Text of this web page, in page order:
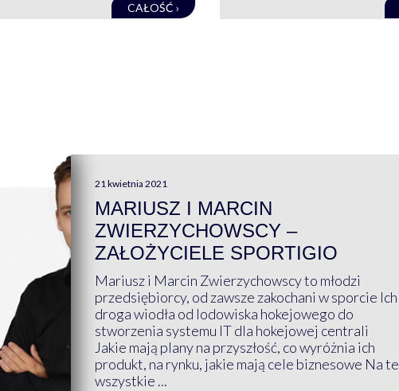
CAŁOŚĆ ›
21 kwietnia 2021
MARIUSZ I MARCIN
ZWIERZYCHOWSCY –
ZAŁOŻYCIELE SPORTIGIO
Mariusz i Marcin Zwierzychowscy to młodzi
przedsiębiorcy, od zawsze zakochani w sporcie Ich
droga wiodła od lodowiska hokejowego do
stworzenia systemu IT dla hokejowej centrali
Jakie mają plany na przyszłość, co wyróżnia ich
produkt, na rynku, jakie mają cele biznesowe Na te
wszystkie ...